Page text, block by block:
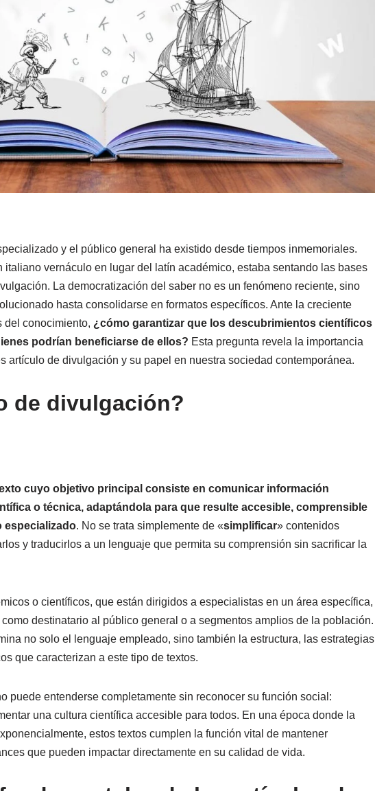
y el público general ha existido desde tiempos inmemoriales.
vernáculo en lugar del latín académico, estaba sentando las bases
La democratización del saber no es un fenómeno reciente, sino
hasta consolidarse en formatos específicos. Ante la creciente
del conocimiento, ¿cómo garantizar que los descubrimientos científicos
podrían beneficiarse de ellos? Esta pregunta revela la importancia
artículo de divulgación y su papel en nuestra sociedad contemporánea.
de divulgación?
cuyo objetivo principal consiste en comunicar información
o técnica, adaptándola para que resulte accesible, comprensible
especializado. No se trata simplemente de «simplificar» contenidos
y traducirlos a un lenguaje que permita su comprensión sin sacrificar la
o científicos, que están dirigidos a especialistas en un área específica,
destinatario al público general o a segmentos amplios de la población.
no solo el lenguaje empleado, sino también la estructura, las estrategias
que caracterizan a este tipo de textos.
puede entenderse completamente sin reconocer su función social:
una cultura científica accesible para todos. En una época donde la
estos textos cumplen la función vital de mantener
que pueden impactar directamente en su calidad de vida.